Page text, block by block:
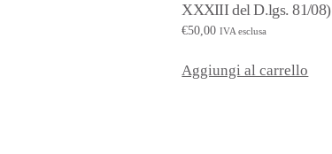
XXXIII del D.lgs. 81/08)
€50,00 IVA esclusa
Aggiungi al carrello